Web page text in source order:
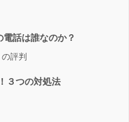
電話は誰なのか？
評判
３つの対処法